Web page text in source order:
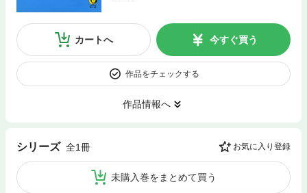
カートへ 今すぐ買う
作品をチェックする
作品情報へ
シリーズ 全1冊 お気に入り登録
未購入巻をまとめて買う